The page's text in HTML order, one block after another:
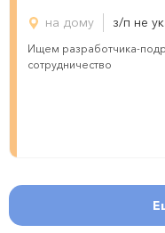
на дому з/п не
Ищем разработчика-
сотрудничество